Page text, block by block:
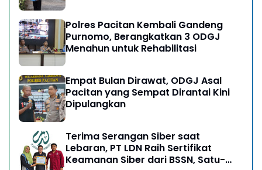
Polres Pacitan Kembali Gandeng
Purnomo, Berangkatkan 3 ODGJ
Menahun untuk Rehabilitasi
Empat Bulan Dirawat, ODGJ Asal
Pacitan yang Sempat Dirantai Kini
Dipulangkan
Terima Serangan Siber saat
Lebaran, PT LDN Raih Sertifikat
Keamanan Siber dari BSSN, Satu-